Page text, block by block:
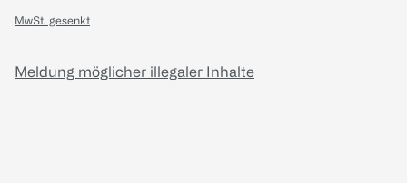
MwSt. gesenkt
Meldung möglicher illegaler Inhalte